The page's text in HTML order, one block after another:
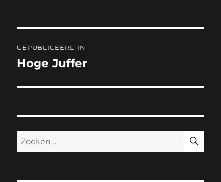
navigatie
GEPUBLICEERD IN
Hoge Juffer
Zoeken
naar: